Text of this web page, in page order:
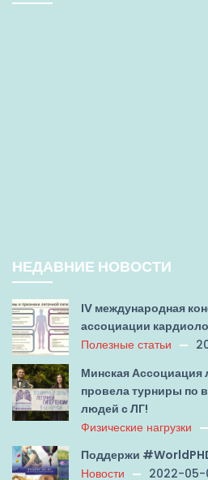
НЕДАВНИЕ НОВОСТИ
IV международная
ассоциации
Полезные статьи
Минская Ассоциация
провела турниры по
людей с ЛГ!
Физические нагрузки
Поддержи
Новости
2022-05-